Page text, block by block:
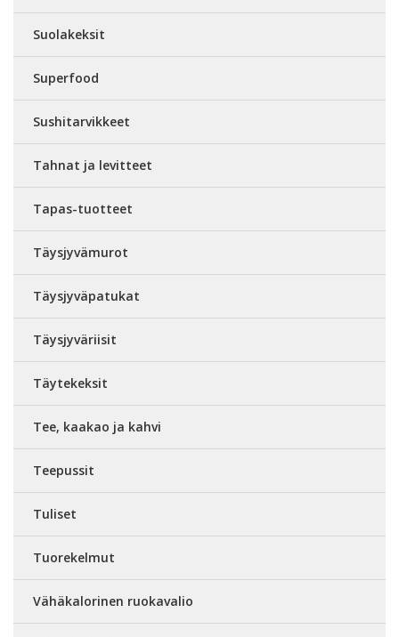
Suolakeksit
Superfood
Sushitarvikkeet
Tahnat ja levitteet
Tapas-tuotteet
Täysjyvämurot
Täysjyväpatukat
Täysjyväriisit
Täytekeksit
Tee, kaakao ja kahvi
Teepussit
Tuliset
Tuorekelmut
Vähäkalorinen ruokavalio